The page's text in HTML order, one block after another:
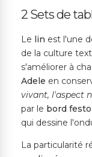
2 Sets de
Le lin est l'une
de la culture
s'améliorer à
Adele en
vivant, l'aspect
par le bord
qui dessine
La particularité